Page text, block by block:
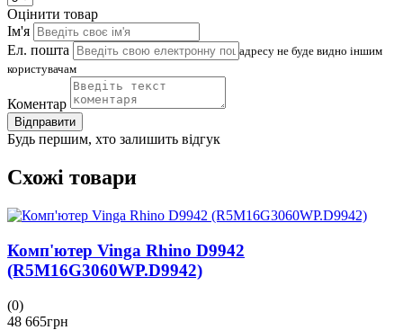
Оцінити товар
Ім'я
Ел. пошта
адресу не буде видно іншим
користувачам
Коментар
Відправити
Будь першим, хто залишить відгук
Схожі товари
Комп'ютер Vinga Rhino D9942
(R5M16G3060WP.D9942)
(0)
48 665грн